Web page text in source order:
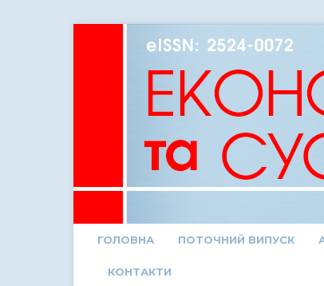
ГОЛОВНА ПОТОЧНИЙ ВИПУСК
КОНТАКТИ